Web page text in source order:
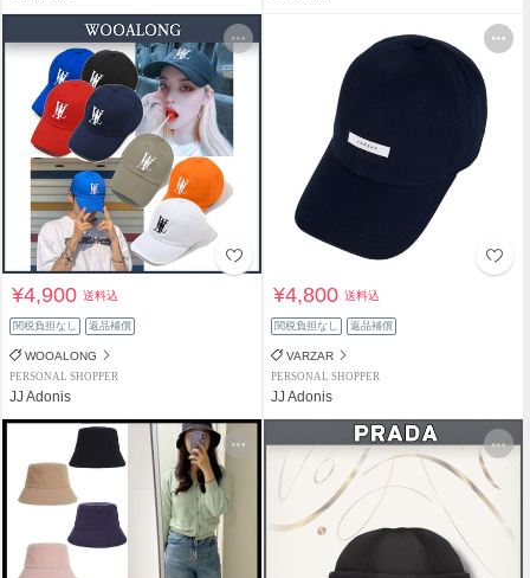
¥4,900送料込
関税負担なし 返品補償
WOOALONG
PERSONAL SHOPPER
JJ Adonis
¥4,800送料込
関税負担なし 返品補償
VARZAR
PERSONAL SHOPPER
JJ Adonis